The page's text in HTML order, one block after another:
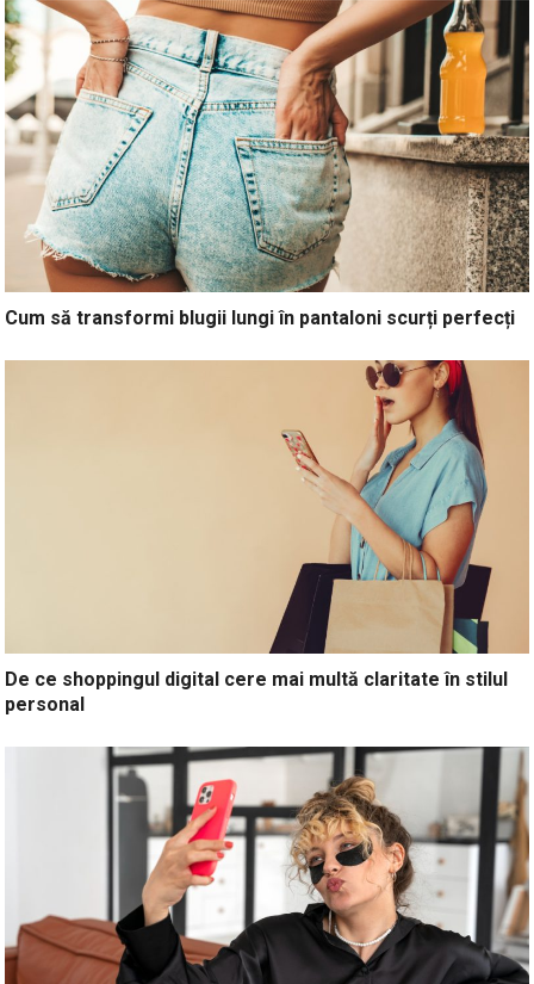
Cum să transformi blugii lungi în pantaloni scurți perfecți
De ce shoppingul digital cere mai multă claritate în stilul
personal